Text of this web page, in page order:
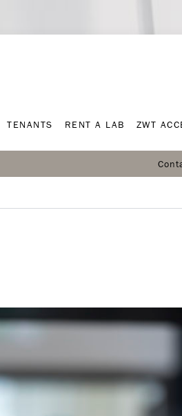
TENANTS RENT A LAB ZWT